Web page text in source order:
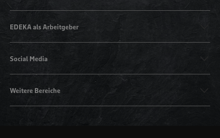
EDEKA als Arbeitgeber
Social Media
Weitere Bereiche